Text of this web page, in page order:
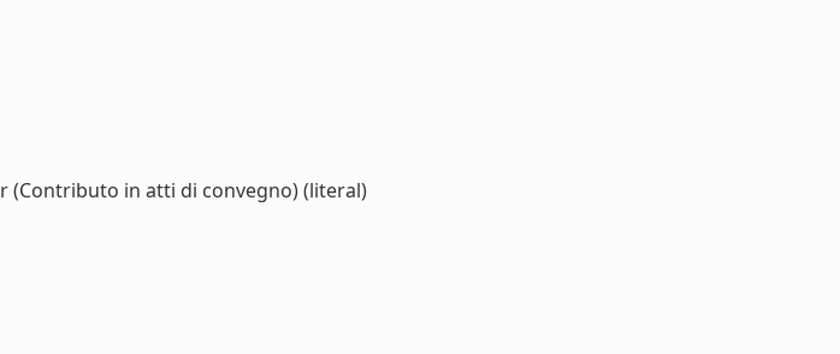
(Contributo in atti di convegno) (literal)